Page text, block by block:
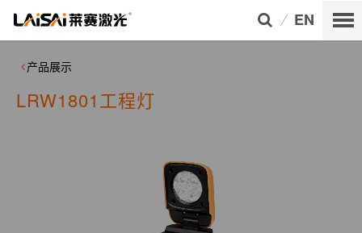
EN
产品展示
LRW1801工程灯